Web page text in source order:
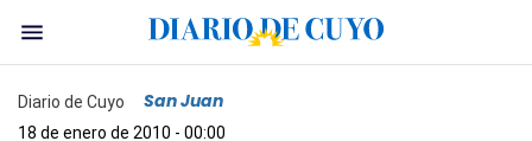
Diario de Cuyo San Juan
18 de enero de 2010 - 00:00